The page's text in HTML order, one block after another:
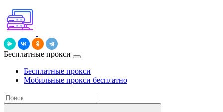
Бесплатные прокси
Бесплатные прокси
Мобильные прокси бесплатно